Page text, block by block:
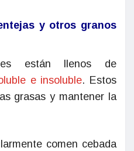
y otros granos
están llenos de
e insoluble. Estos
grasas y mantener la
comen cebada